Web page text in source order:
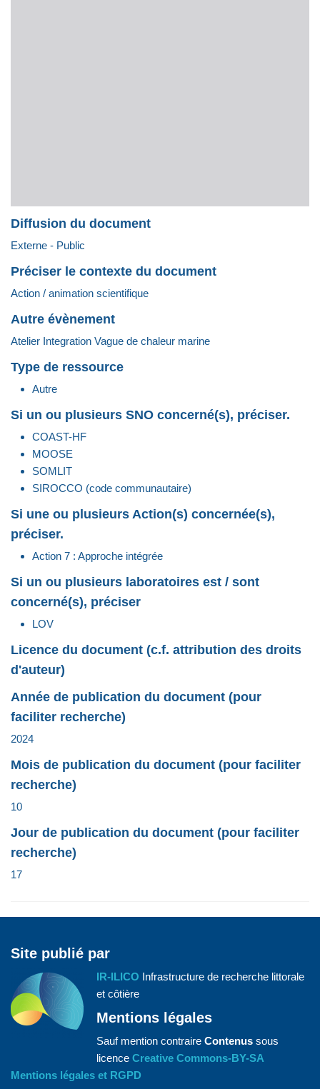
Diffusion du document
Externe - Public
Préciser le contexte du document
Action / animation scientifique
Autre évènement
Atelier Integration Vague de chaleur marine
Type de ressource
Autre
Si un ou plusieurs SNO concerné(s), préciser.
COAST-HF
MOOSE
SOMLIT
SIROCCO (code communautaire)
Si une ou plusieurs Action(s) concernée(s),
préciser.
Action 7 : Approche intégrée
Si un ou plusieurs laboratoires est / sont
concerné(s), préciser
LOV
Licence du document (c.f. attribution des droits
d'auteur)
Année de publication du document (pour
faciliter recherche)
2024
Mois de publication du document (pour faciliter
recherche)
10
Jour de publication du document (pour faciliter
recherche)
17
Site publié par
IR-ILICO Infrastructure de recherche littorale
et côtière
Mentions légales
Sauf mention contraire Contenus sous
licence Creative Commons-BY-SA
Mentions légales et RGPD